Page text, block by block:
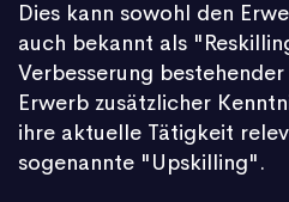
Dies kann sowohl den
auch bekannt als
Verbesserung
Erwerb zusätzlicher
ihre aktuelle Tätigkeit
sogenannte "Upskilling".